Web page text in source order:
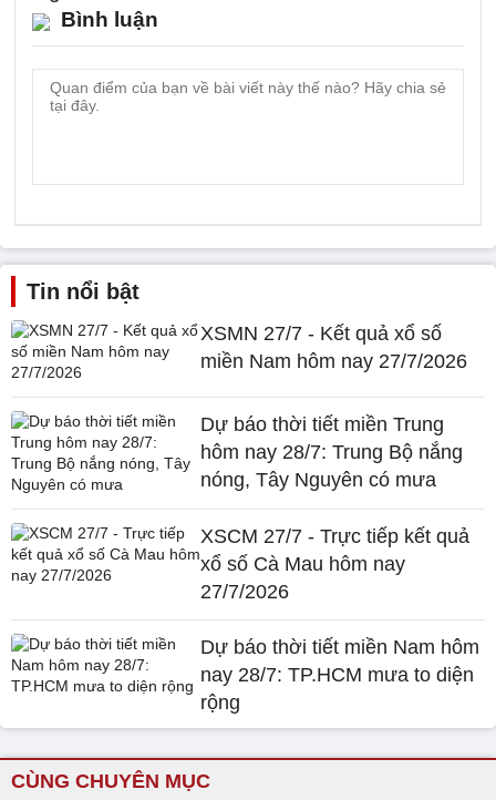
Bình luận
Tin nổi bật
XSMN 27/7 - Kết quả xổ số
miền Nam hôm nay 27/7/2026
Dự báo thời tiết miền Trung
hôm nay 28/7: Trung Bộ nắng
nóng, Tây Nguyên có mưa
XSCM 27/7 - Trực tiếp kết quả
xổ số Cà Mau hôm nay
27/7/2026
Dự báo thời tiết miền Nam hôm
nay 28/7: TP.HCM mưa to diện
rộng
CÙNG CHUYÊN MỤC